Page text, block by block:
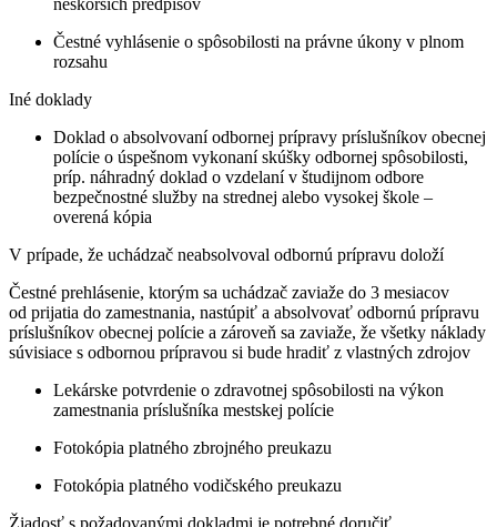
Čestné vyhlásenie o spôsobilosti na právne úkony v plnom
rozsahu
Iné doklady
Doklad o absolvovaní odbornej prípravy príslušníkov obecnej
polície o úspešnom vykonaní skúšky odbornej spôsobilosti,
príp. náhradný doklad o vzdelaní v študijnom odbore
bezpečnostné služby na strednej alebo vysokej škole –
overená kópia
V prípade, že uchádzač neabsolvoval odbornú prípravu doloží
Čestné prehlásenie, ktorým sa uchádzač zaviaže do 3 mesiacov
od prijatia do zamestnania, nastúpiť a absolvovať odbornú prípravu
príslušníkov obecnej polície a zároveň sa zaviaže, že všetky náklady
súvisiace s odbornou prípravou si bude hradiť z vlastných zdrojov
Lekárske potvrdenie o zdravotnej spôsobilosti na výkon
zamestnania príslušníka mestskej polície
Fotokópia platného zbrojného preukazu
Fotokópia platného vodičského preukazu
Žiadosť s požadovanými dokladmi je potrebné doručiť